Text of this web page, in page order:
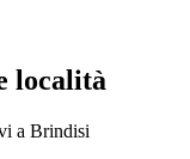
località
a Brindisi